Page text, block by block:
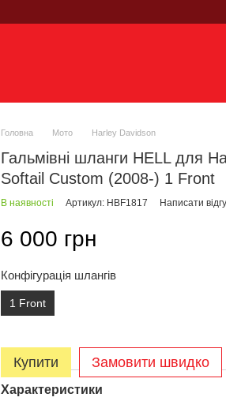
Головна Мото Harley Davidson
Гальмівні шланги HELL для
Softail Custom (2008-) 1 Front
В наявності Артикул: HBF1817 Написати
6 000 грн
Конфігурація шлангів
1 Front
Купити Замовити швидко
Характеристики